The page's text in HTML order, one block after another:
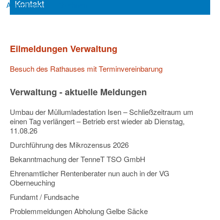
Kontakt
Eilmeldungen Verwaltung
Besuch des Rathauses mit Terminvereinbarung
Verwaltung - aktuelle Meldungen
Umbau der Müllumladestation Isen – Schließzeitraum um
einen Tag verlängert – Betrieb erst wieder ab Dienstag,
11.08.26
Durchführung des Mikrozensus 2026
Bekanntmachung der TenneT TSO GmbH
Ehrenamtlicher Rentenberater nun auch in der VG
Oberneuching
Fundamt / Fundsache
Problemmeldungen Abholung Gelbe Säcke
Akzeptieren